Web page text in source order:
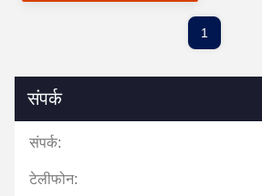
1
संपर्क
संपर्क:
टेलीफोन: